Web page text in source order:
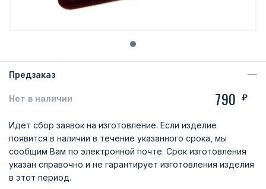
Предзаказ
Нет в наличии 790 ₽
Идет сбор заявок на изготовление. Если изделие
появится в наличии в течение указанного срока, мы
сообщим Вам по электронной почте. Срок изготовления
указан справочно и не гарантирует изготовления изделия
в этот период.